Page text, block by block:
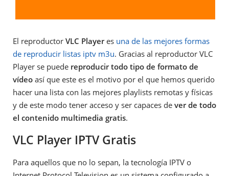
El reproductor VLC Playeres una de las mejores formas
de reproducir listas iptv m3u. Gracias al reproductor VLC
Player se puede reproducir todo tipo de formato de
vídeo así que este es el motivo por el que hemos querido
hacer una lista con las mejores playlists remotas y físicas
y de este modo tener acceso y ser capaces de ver de todo
el contenido multimedia gratis.
VLC Player IPTV Gratis
Para aquellos que no lo sepan, la tecnología IPTV o